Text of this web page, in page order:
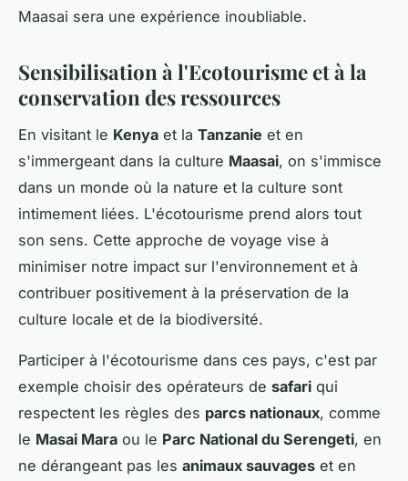
Maasai sera une expérience inoubliable.
Sensibilisation à l'Ecotourisme et à la
conservation des ressources
En visitant le Kenya et la Tanzanie et en
s'immergeant dans la culture Maasai, on s'immisce
dans un monde où la nature et la culture sont
intimement liées. L'écotourisme prend alors tout
son sens. Cette approche de voyage vise à
minimiser notre impact sur l'environnement et à
contribuer positivement à la préservation de la
culture locale et de la biodiversité.
Participer à l'écotourisme dans ces pays, c'est par
exemple choisir des opérateurs de safari qui
respectent les règles des parcs nationaux, comme
le Masai Mara ou le Parc National du Serengeti, en
ne dérangeant pas les animaux sauvages et en